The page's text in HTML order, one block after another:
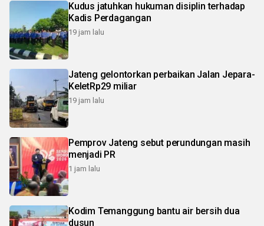
Kudus jatuhkan hukuman disiplin terhadap
Kadis Perdagangan
19 jam lalu
Jateng gelontorkan perbaikan Jalan Jepara-
KeletRp29 miliar
19 jam lalu
Pemprov Jateng sebut perundungan masih
menjadi PR
1 jam lalu
Kodim Temanggung bantu air bersih dua
dusun